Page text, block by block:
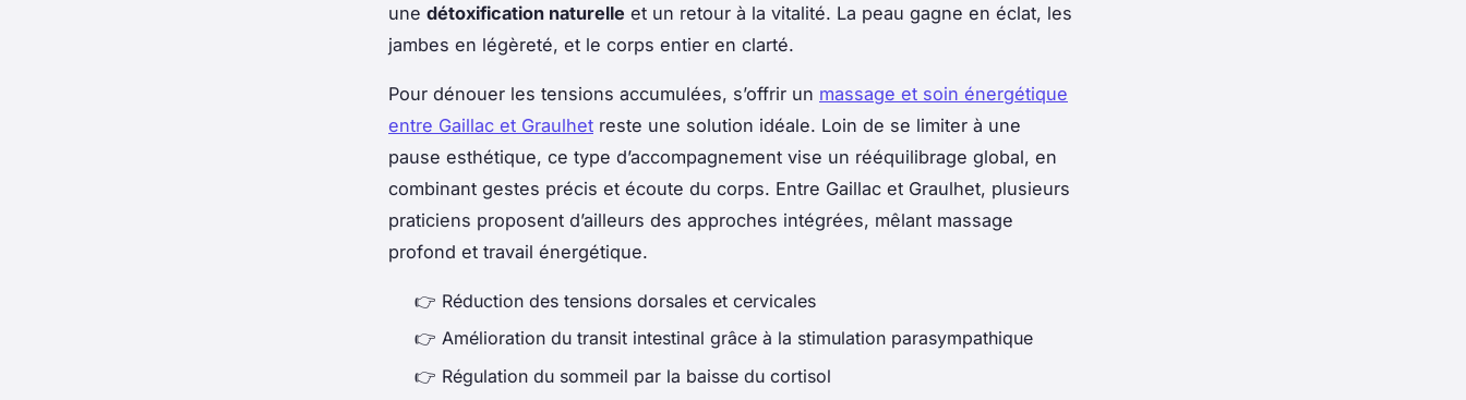
une détoxification naturelle et un retour à la vitalité. La peau gagne en éclat, les
jambes en légèreté, et le corps entier en clarté.
Pour dénouer les tensions accumulées, s’offrir un massage et soin énergétique
entre Gaillac et Graulhet reste une solution idéale. Loin de se limiter à une
pause esthétique, ce type d’accompagnement vise un rééquilibrage global, en
combinant gestes précis et écoute du corps. Entre Gaillac et Graulhet, plusieurs
praticiens proposent d’ailleurs des approches intégrées, mêlant massage
profond et travail énergétique.
👉 Réduction des tensions dorsales et cervicales
👉 Amélioration du transit intestinal grâce à la stimulation parasympathique
👉 Régulation du sommeil par la baisse du cortisol